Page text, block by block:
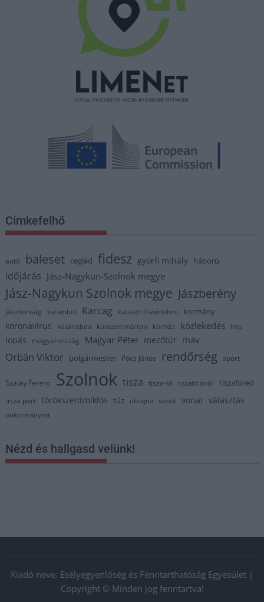
Címkefelhő
autó baleset cegléd fidesz györfi mihály háború
időjárás Jász-Nagykun-Szolnok megye
Jász-Nagykun Szolnok megye Jászberény
Jászkunság karambol Karcag katasztrófavédelem kormány
koronavírus kosárlabda kunszentmárton kórház közlekedés lmp
lopás magyarország Magyar Péter mezőtúr máv
Orbán Viktor polgármester Pócs János rendőrség sport
Szalay Ferenc Szolnok tisza tisza-tó tiszaföldvár tiszafüred
tisza part törökszentmiklós tűz ukrajna vasút vonat választás
önkormányzat
Nézd és hallgasd velünk!
Kiadó neve: Esélyegyenlőség és Fenntarthatóság Egyesület |
Copyright © Minden jog fenntartva!